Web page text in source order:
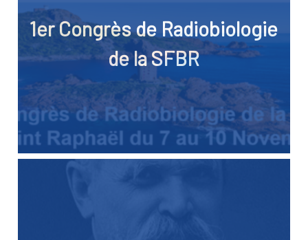
1er Congrès de Radiobiologie
de la SFBR